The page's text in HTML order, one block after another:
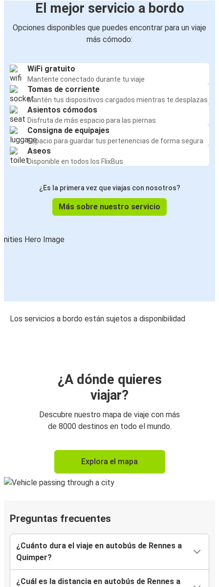
El mejor servicio a bordo
Opciones disponibles que puedes encontrar para un viaje
más cómodo:
WiFi gratuito
Mantente conectado durante tu viaje
Tomas de corriente
Mantén tus dispositivos cargados mientras te desplazas
Asientos cómodos
Disfruta de más espacio para las piernas
Consigna de equipajes
Espacio para guardar tus pertenencias de forma segura
Aseos
Disponible en todos los FlixBus
¿Es la primera vez que viajas con nosotros?
Más sobre nuestro servicio
Los servicios a bordo están sujetos a disponibilidad
¿A dónde quieres
viajar?
Descubre nuestro mapa de viaje con más
de 8000 destinos en todo el mundo.
Explora el mapa
Preguntas frecuentes
¿Cuánto dura el viaje en autobús de Rennes a
Quimper?
¿Cuál es la distancia en autobús de Rennes a